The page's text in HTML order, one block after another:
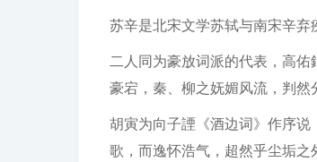
苏辛是北宋文学苏轼与南宋辛弃
二人同为豪放词派的代表，高
豪宕，秦、柳之妩媚风流，判然
胡寅为向子諲《酒边词》作序
歌，而逸怀浩气，超然乎尘垢之